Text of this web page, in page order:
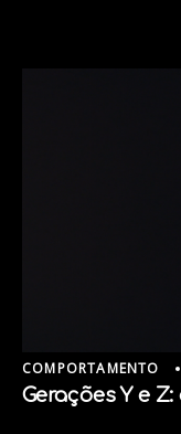
COMPORTAMENTO
Gerações Y e